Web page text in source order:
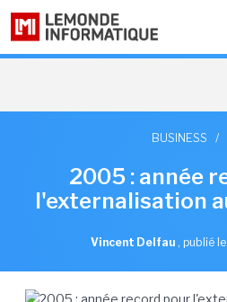
BUSINESS /
2005 : année
l'externalisation
Vincent Delfau , publié